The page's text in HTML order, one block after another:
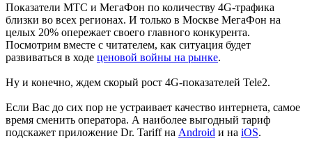
Показатели МТС и МегаФон по количеству 4G-трафика
близки во всех регионах. И только в Москве МегаФон на
целых 20% опережает своего главного конкурента.
Посмотрим вместе с читателем, как ситуация будет
развиваться в ходе ценовой войны на рынке.
Ну и конечно, ждем скорый рост 4G-показателей Tele2.
Если Вас до сих пор не устраивает качество интернета, самое
время сменить оператора. А наиболее выгодный тариф
подскажет приложение Dr. Tariff на Android и на iOS.